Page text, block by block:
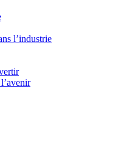
l’industrie